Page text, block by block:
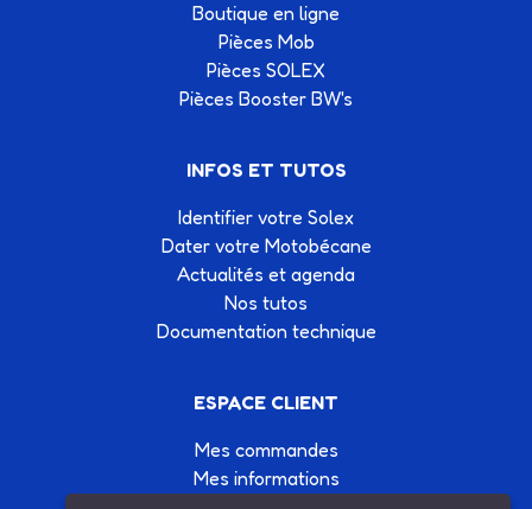
Boutique en ligne
Pièces Mob
Pièces SOLEX
Pièces Booster BW's
INFOS ET TUTOS
Identifier votre Solex
Dater votre Motobécane
Actualités et agenda
Nos tutos
Documentation technique
ESPACE CLIENT
Mes commandes
Mes informations